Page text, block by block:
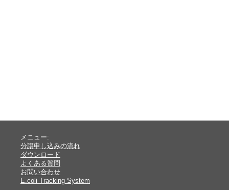
メニュー:
分譲申し込みの流れ
ダウンロード
よくある質問
お問い合わせ
E.coli Tracking System